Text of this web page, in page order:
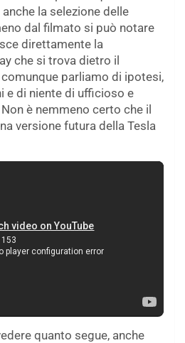
la selezione delle
dal filmato si può notare
direttamente la
che si trova dietro il
parliamo di ipotesi,
e di niente di ufficioso e
è nemmeno certo che il
versione futura della Tesla
quanto segue, anche